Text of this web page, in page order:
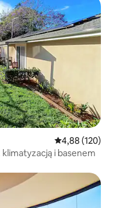
gości
Średnia
4,88 (120)
i basenem